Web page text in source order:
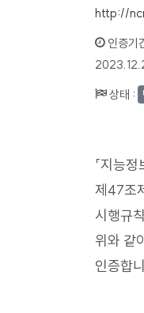
http://
인증기
상태 :
「지능
제47조
시행규
위와 같
인증합